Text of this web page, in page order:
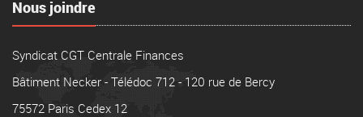
Nous joindre
Syndicat CGT Centrale Finances
Bâtiment Necker - Télédoc 712 - 120 rue de Bercy
75572 Paris Cedex 12